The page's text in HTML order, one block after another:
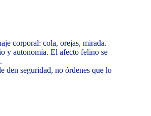
corporal: cola, orejas, mirada.
y autonomía. El afecto felino se
den seguridad, no órdenes que lo